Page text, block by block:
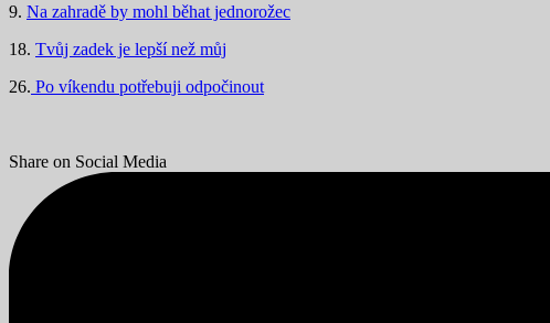
9. Na zahradě by mohl běhat jednorožec
18. Tvůj zadek je lepší než můj
26. Po víkendu potřebuji odpočinout
Share on Social Media